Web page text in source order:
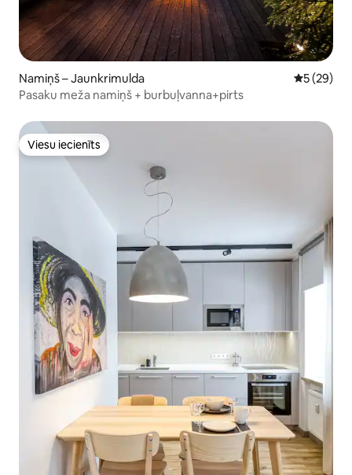
Namiņš – Jaunkrimulda Vidējais
5 (29)
Pasaku meža namiņš + burbuļvanna+pirts
Viesu iecienīts
Viesu iecienīts